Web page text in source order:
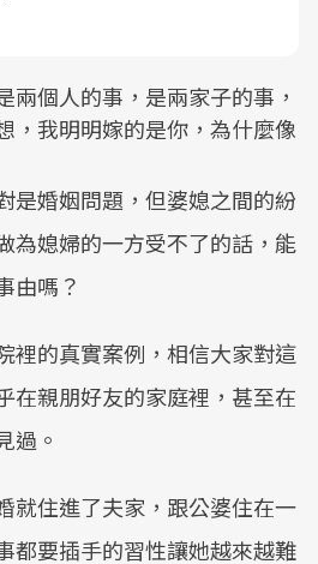
兩個人的事，是兩家子的事，
，我明明嫁的是你，為什麼像
是婚姻問題，但婆媳之間的紛
為媳婦的一方受不了的話，能
由嗎？
裡的真實案例，相信大家對這
在親朋好友的家庭裡，甚至在
過。
就住進了夫家，跟公婆住在一
都要插手的習性讓她越來越難